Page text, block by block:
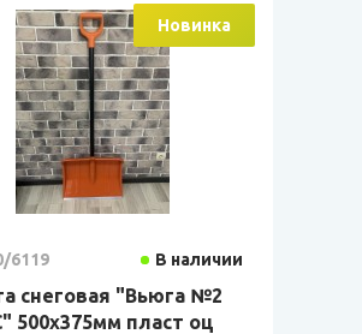
Новинка
6119 В наличии
снеговая "Вьюга №2
500х375мм пласт оц